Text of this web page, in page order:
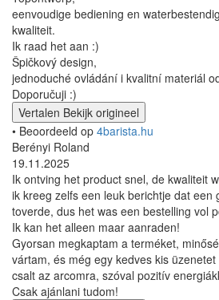
eenvoudige bediening en
kwaliteit.
Ik raad het aan :)
Špičkový design,
jednoduché ovládání i kvalitní materiál
Doporučuji :)
Vertalen Bekijk origineel
• Beoordeeld op 4barista.hu
Berényi Roland
19.11.2025
Ik ontving het product snel, de kwaliteit
ik kreeg zelfs een leuk berichtje dat een
toverde, dus het was een bestelling vol
Ik kan het alleen maar aanraden!
Gyorsan megkaptam a terméket,
vártam, és még egy kedves kis
csalt az arcomra, szóval pozitív
Csak ajánlani tudom!